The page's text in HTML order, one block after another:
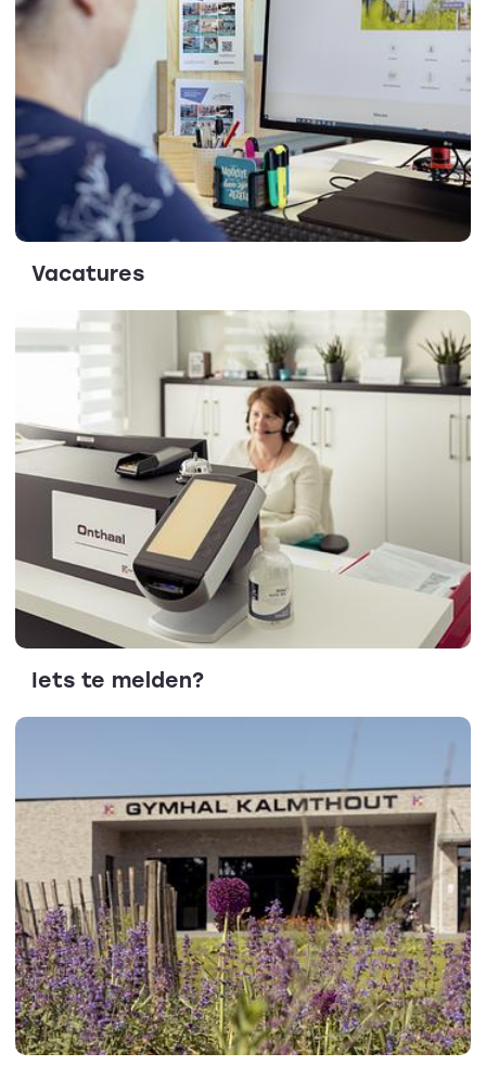
Vacatures
Iets te melden?